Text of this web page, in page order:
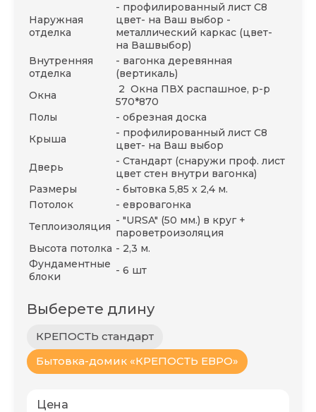
Наружная
отделка
- профилированный лист С8
цвет- на Ваш выбор -
металлический каркас (цвет-
на Вашвыбор)
Внутренняя
отделка
- вагонка деревянная
(вертикаль)
Окна
2 Окна ПВХ распашное, р-р
570*870
Полы
- обрезная доска
Крыша
- профилированный лист С8
цвет- на Ваш выбор
Дверь
- Стандарт (снаружи проф. лист
цвет стен внутри вагонка)
Размеры
- бытовка 5,85 х 2,4 м.
Потолок
- евровагонка
Теплоизоляция - "URSA" (50 мм.) в круг +
пароветроизоляция
Высота потолка - 2,3 м.
Фундаментные
блоки
- 6 шт
Выберете длину
КРЕПОСТЬ стандарт
Бытовка-домик «КРЕПОСТЬ ЕВРО»
Цена